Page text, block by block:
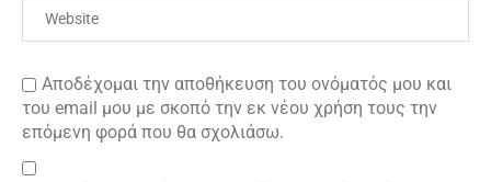
Αποδέχομαι την αποθήκευση του ονόματός μου και
του email μου με σκοπό την εκ νέου χρήση τους την
επόμενη φορά που θα σχολιάσω.